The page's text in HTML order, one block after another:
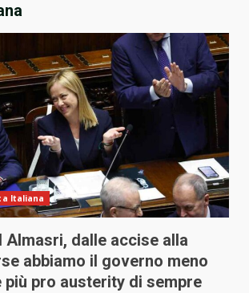
Italiana
Almasri, dalle accise alla
abbiamo il governo meno
pro austerity di sempre